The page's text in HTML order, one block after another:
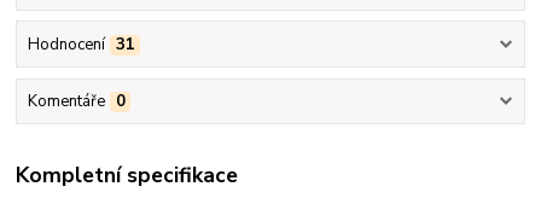
Hodnocení 31
Komentáře 0
Kompletní specifikace